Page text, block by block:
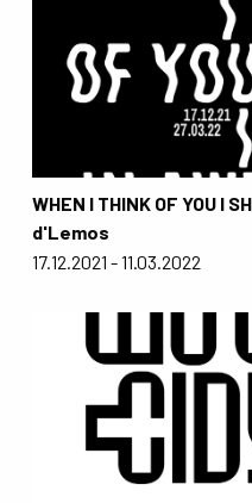
WHEN I THINK OF YOU I
d'Lemos
17.12.2021 - 11.03.2022